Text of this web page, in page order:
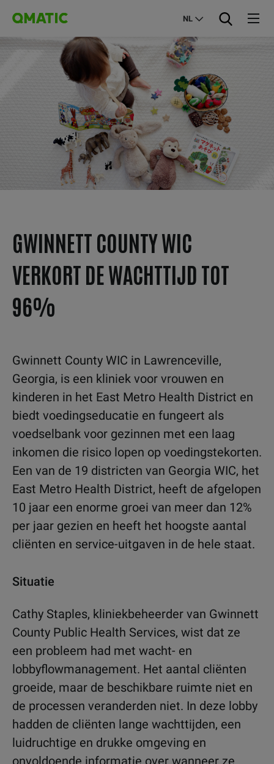
NL
GWINNETT COUNTY WIC
VERKORT DE WACHTTIJD TOT
96%
Gwinnett County WIC in Lawrenceville,
Georgia, is een kliniek voor vrouwen en
kinderen in het East Metro Health District en
biedt voedingseducatie en fungeert als
voedselbank voor gezinnen met een laag
inkomen die risico lopen op voedingstekorten.
Een van de 19 districten van Georgia WIC, het
East Metro Health District, heeft de afgelopen
10 jaar een enorme groei van meer dan 12%
per jaar gezien en heeft het hoogste aantal
cliënten en service-uitgaven in de hele staat.
Situatie
Cathy Staples, kliniekbeheerder van Gwinnett
County Public Health Services, wist dat ze
een probleem had met wacht- en
lobbyflowmanagement. Het aantal cliënten
groeide, maar de beschikbare ruimte niet en
de processen veranderden niet. In deze lobby
hadden de cliënten lange wachttijden, een
luidruchtige en drukke omgeving en
onvoldoende informatie over wanneer ze